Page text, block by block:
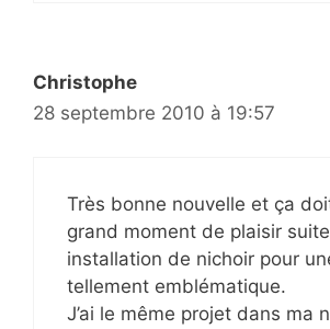
Christophe
28 septembre 2010 à 19:57
Très bonne nouvelle et ça
grand moment de plaisir
installation de nichoir pour
tellement emblématique.
J’ai le même projet dans ma